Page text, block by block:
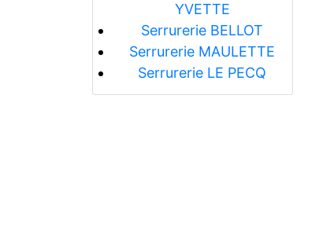
YVETTE
Serrurerie BELLOT
Serrurerie MAULETTE
Serrurerie LE PECQ